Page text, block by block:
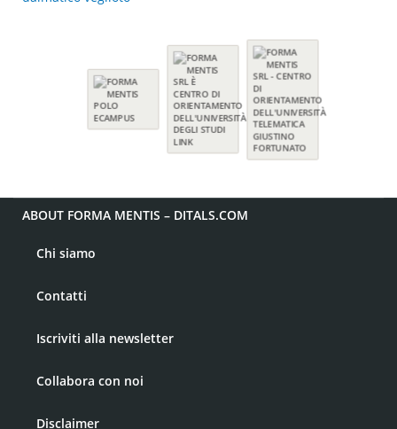
ABOUT FORMA MENTIS – DITALS.COM
Chi siamo
Contatti
Iscriviti alla newsletter
Collabora con noi
Disclaimer